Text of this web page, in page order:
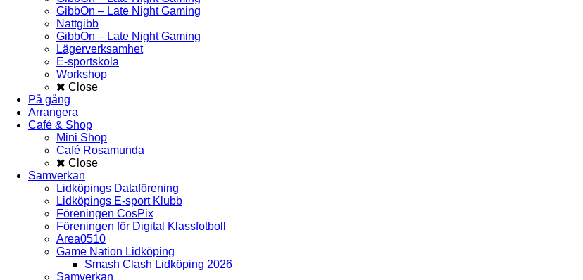
GibbOn – Late Night Gaming
Nattgibb
GibbOn – Late Night Gaming
Lägerverksamhet
E-sportskola
Workshop
Close
På gång
Arrangera
Café & Shop
Mini Shop
Café Rosamunda
Close
Samverkan
Lidköpings Dataförening
Lidköpings E-sport Klubb
Föreningen CosPix
Föreningen för Digital Klassfotboll
Area0510
Game Nation Lidköping
Smash Clash Lidköping 2026
Samverkan